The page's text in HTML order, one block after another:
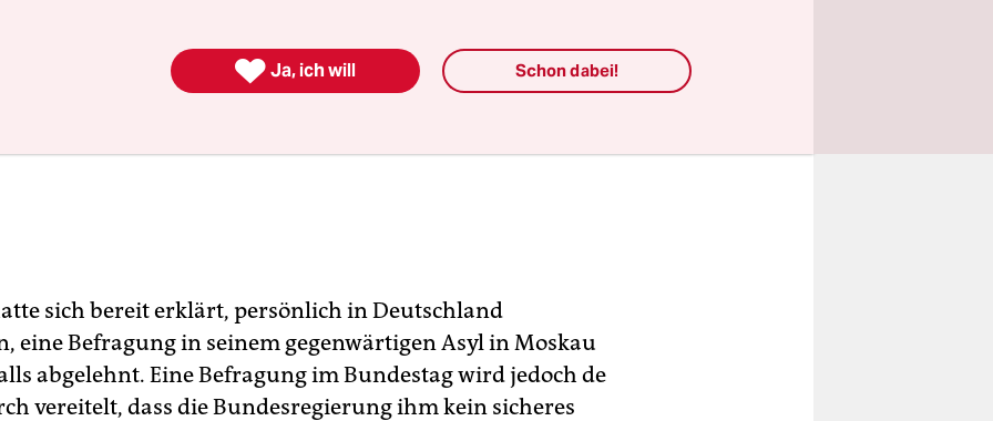
sich bereit erklärt, persönlich in Deutschland
eine Befragung in seinem gegenwärtigen Asyl in Moskau
abgelehnt. Eine Befragung im Bundestag wird jedoch de
vereitelt, dass die Bundesregierung ihm kein sicheres
 Ja, ich will Schon dabei!